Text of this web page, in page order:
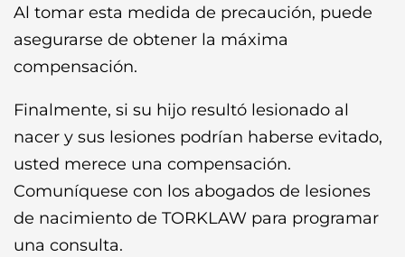
Al tomar esta medida de precaución, puede
asegurarse de obtener la máxima
compensación.
Finalmente, si su hijo resultó lesionado al
nacer y sus lesiones podrían haberse evitado,
usted merece una compensación.
Comuníquese con los abogados de lesiones
de nacimiento de TORKLAW para programar
una consulta.